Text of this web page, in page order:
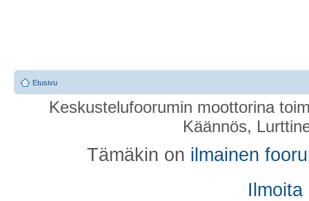
Etusivu
Keskustelufoorumin moottorina
Käännös,
Tämäkin on ilmainen